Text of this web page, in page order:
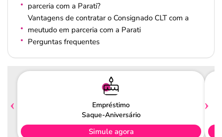
parceria com a Parati?
Vantagens de contratar o Consignado CLT com a
meutudo em parceria com a Parati
Perguntas frequentes
Empréstimo
Saque-Aniversário
Simule agora